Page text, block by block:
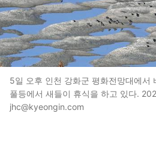
5일 오후 인천 강화군 평화전망대에서
풀등에서 새들이 휴식을 하고 있다.
jhc@kyeongin.com